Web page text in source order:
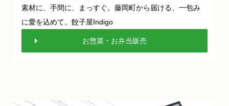
素材に、手間に、まっすぐ。藤岡町から届ける、一包み
に愛を込めて。餃子屋Indigo
お惣菜・お弁当販売